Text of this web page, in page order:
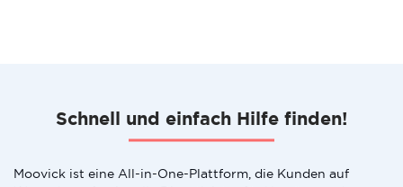
Schnell und einfach Hilfe finden!
Moovick ist eine All-in-One-Plattform, die Kunden auf